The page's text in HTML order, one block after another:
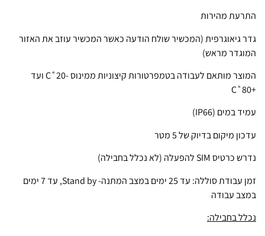
התרעת מהירות
גדר גיאוגרפית (המכשיר שולח הודעה כאשר המכשיר עוזב את האזור
המוגדר מראש)
המוצר מותאם לעבודה בטמפרטורות קיצוניות ממינוס -20˚C ועד
+80˚C
עמיד במים (IP66)
עדכון מיקום בדיוק של 5 מטר
נדרש כרטיס SIM להפעלה (לא נכלל בחבילה)
זמן עבודת סוללה: עד 25 ימים במצב המתנה- Stand by, עד 7 ימים
במצב עבודה
נכלל בחבילה: